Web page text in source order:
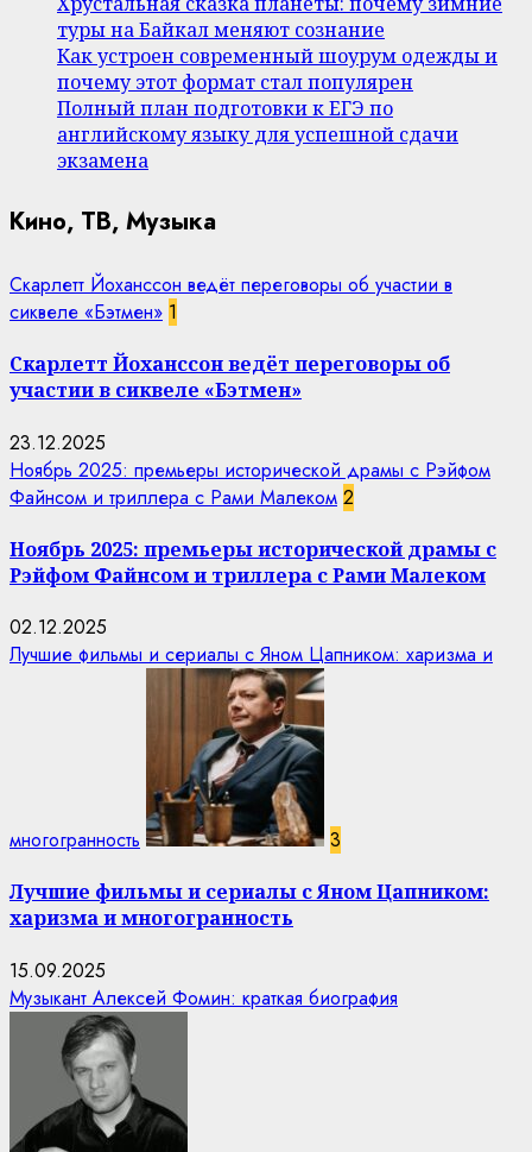
туры на Байкал меняют сознание
Как устроен современный шоурум одежды и
почему этот формат стал популярен
Полный план подготовки к ЕГЭ по
английскому языку для успешной сдачи
экзамена
Кино, ТВ, Музыка
Скарлетт Йоханссон ведёт переговоры об участии в
сиквеле «Бэтмен» 1
Скарлетт Йоханссон ведёт переговоры об
участии в сиквеле «Бэтмен»
23.12.2025
Ноябрь 2025: премьеры исторической драмы с Рэйфом
Файнсом и триллера с Рами Малеком 2
Ноябрь 2025: премьеры исторической драмы с
Рэйфом Файнсом и триллера с Рами Малеком
02.12.2025
Лучшие фильмы и сериалы с Яном Цапником: харизма и
многогранность 3
Лучшие фильмы и сериалы с Яном Цапником:
харизма и многогранность
15.09.2025
Музыкант Алексей Фомин: краткая биография